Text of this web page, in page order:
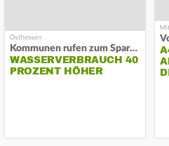
Kommunen rufen zum Sparen auf
WASSERVERBRAUCH 40
PROZENT HÖHER